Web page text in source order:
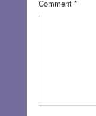
Comment *